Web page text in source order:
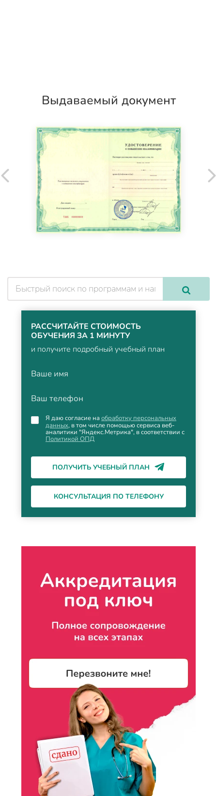
Выдаваемый документ
РАССЧИТАЙТЕ СТОИМОСТЬ
ОБУЧЕНИЯ ЗА 1 МИНУТУ
и получите подробный учебный план
Ваше имя
Ваш телефон
Я даю согласие на обработку персональных
данных, в том числе помощью сервиса веб-
аналитики "Яндекс.Метрика", в соответствии с
Политикой ОПД
ПОЛУЧИТЬ УЧЕБНЫЙ ПЛАН
КОНСУЛЬТАЦИЯ ПО ТЕЛЕФОНУ